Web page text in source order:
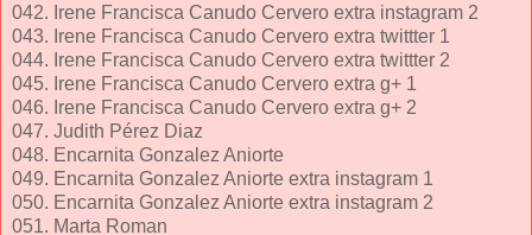
042. Irene Francisca Canudo Cervero extra instagram 2
043. Irene Francisca Canudo Cervero extra twittter 1
044. Irene Francisca Canudo Cervero extra twittter 2
045. Irene Francisca Canudo Cervero extra g+ 1
046. Irene Francisca Canudo Cervero extra g+ 2
047. Judith Pérez Diaz
048. Encarnita Gonzalez Aniorte
049. Encarnita Gonzalez Aniorte extra instagram 1
050. Encarnita Gonzalez Aniorte extra instagram 2
051. Marta Roman